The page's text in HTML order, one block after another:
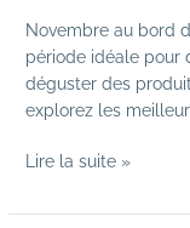
Novembre au bord
période idéale pour
déguster des
explorez les
Lire la suite »